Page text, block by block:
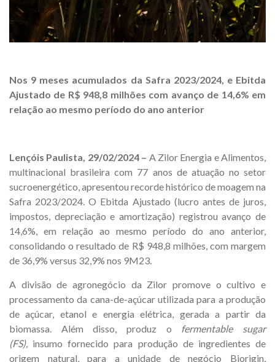
Nos 9 meses acumulados da Safra 2023/2024, e Ebitda
Ajustado de R$ 948,8 milhões com avanço de 14,6% em
relação ao mesmo período do ano anterior
Lençóis Paulista, 29/02/2024 – A Zilor Energia e Alimentos,
multinacional brasileira com 77 anos de atuação no setor
sucroenergético, apresentou recorde histórico de moagem na
Safra 2023/2024. O Ebitda Ajustado (lucro antes de juros,
impostos, depreciação e amortização) registrou avanço de
14,6%, em relação ao mesmo período do ano anterior,
consolidando o resultado de R$ 948,8 milhões, com margem
de 36,9% versus 32,9% nos 9M23.
A divisão de agronegócio da Zilor promove o cultivo e
processamento da cana-de-açúcar utilizada para a produção
de açúcar, etanol e energia elétrica, gerada a partir da
biomassa. Além disso, produz o fermentable sugar
(FS), insumo fornecido para produção de ingredientes de
origem natural, para a unidade de negócio Biorigin,